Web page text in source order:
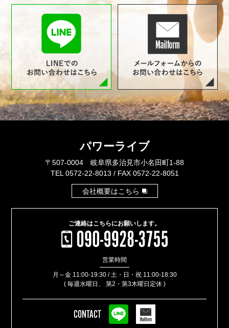
パワーライブ
〒507-0004 岐阜県多治見市小名田町1-88
TEL 0572-22-8013 / FAX 0572-22-8051
会社概要はこちら
ご連絡はこちらにお願いします。
営業時間
月～金 11:00-19:30 / 土・日・祝 11:00-18:30
( 毎週水曜日、 第2・第3木曜日定休 )
CONTACT